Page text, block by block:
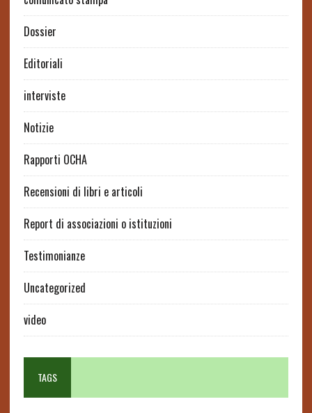
Dossier
Editoriali
interviste
Notizie
Rapporti OCHA
Recensioni di libri e articoli
Report di associazioni o istituzioni
Testimonianze
Uncategorized
video
TAGS